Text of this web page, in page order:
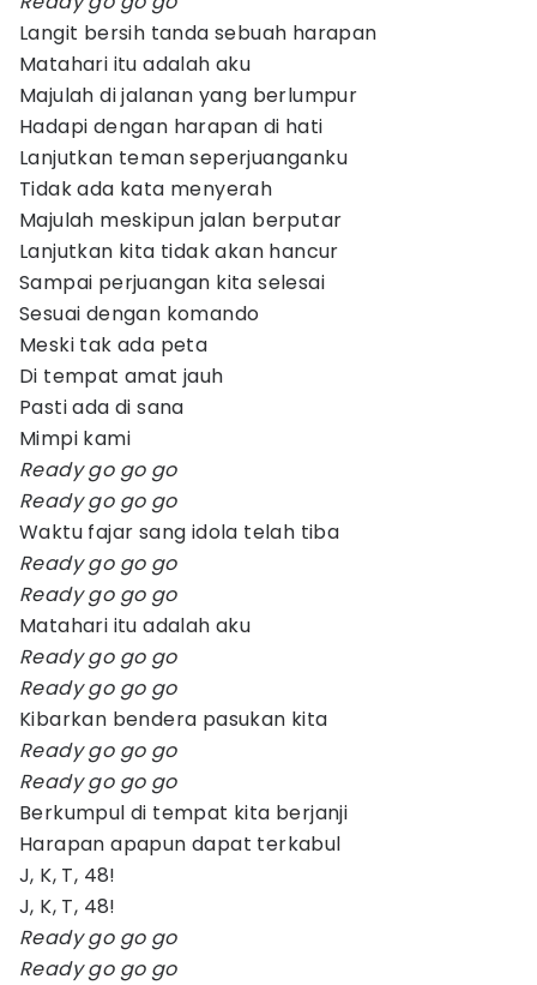
Langit bersih tanda sebuah harapan
Matahari itu adalah aku
Majulah di jalanan yang berlumpur
Hadapi dengan harapan di hati
Lanjutkan teman seperjuanganku
Tidak ada kata menyerah
Majulah meskipun jalan berputar
Lanjutkan kita tidak akan hancur
Sampai perjuangan kita selesai
Sesuai dengan komando
Meski tak ada peta
Di tempat amat jauh
Pasti ada di sana
Mimpi kami
Ready go go go
Ready go go go
Waktu fajar sang idola telah tiba
Ready go go go
Ready go go go
Matahari itu adalah aku
Ready go go go
Ready go go go
Kibarkan bendera pasukan kita
Ready go go go
Ready go go go
Berkumpul di tempat kita berjanji
Harapan apapun dapat terkabul
J, K, T, 48!
J, K, T, 48!
Ready go go go
Ready go go go